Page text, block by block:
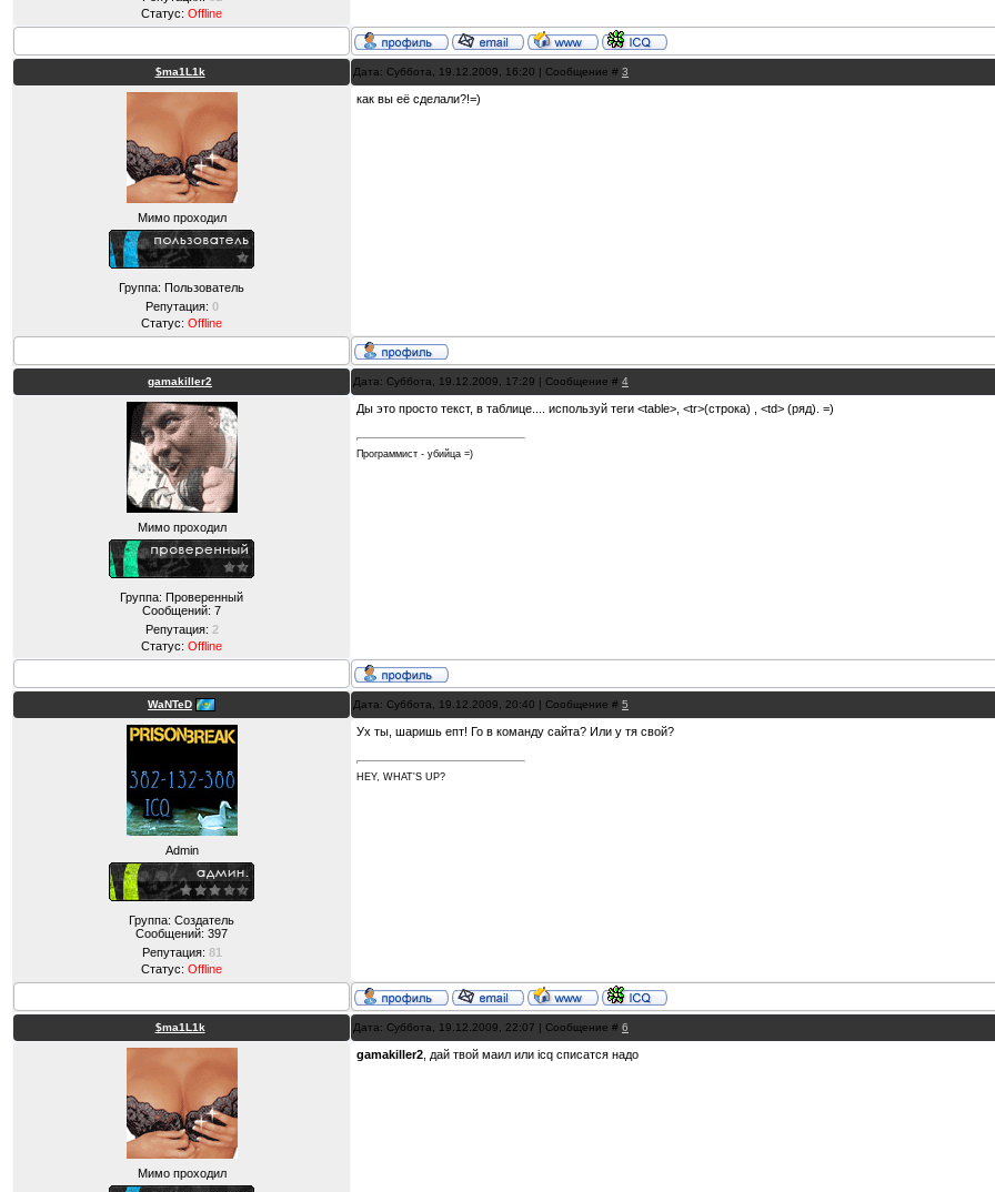
Статус: Offline
$ma1L1k Дата: Суббота, 19.12.2009, 16:20 | Сообщение # 3
Мимо проходил
Группа: Пользователь
Репутация: 0
Статус: Offline
как вы её сделали?!=)
gamakiller2 Дата: Суббота, 19.12.2009, 17:29 | Сообщение # 4
Мимо проходил
Группа: Проверенный
Сообщений: 7
Репутация: 2
Статус: Offline
Ды это просто текст, в таблице.... используй теги <table>, <tr>(строка) , <td> (ряд). =)
Программист - убийца =)
WaNTeD Дата: Суббота, 19.12.2009, 20:40 | Сообщение # 5
Admin
Группа: Создатель
Сообщений: 397
Репутация: 81
Статус: Offline
Ух ты, шаришь епт! Го в команду сайта? Или у тя свой?
HEY, WHAT'S UP?
$ma1L1k Дата: Суббота, 19.12.2009, 22:07 | Сообщение # 6
Мимо проходил
gamakiller2 , дай твой маил или icq списатся надо